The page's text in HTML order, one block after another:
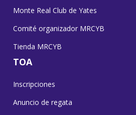
Monte Real Club de Yates
Comité organizador MRCYB
Tienda MRCYB
TOA
Inscripciones
Anuncio de regata